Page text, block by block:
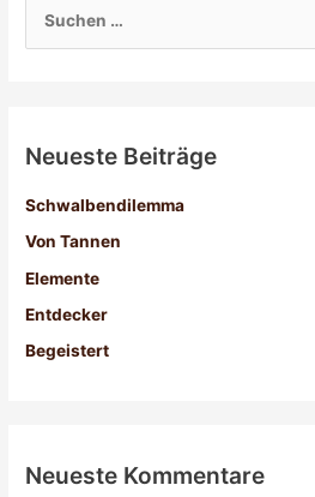
e
a
c
h
:
Neueste Beiträge
Schwalbendilemma
Von Tannen
Elemente
Entdecker
Begeistert
Neueste Kommentare